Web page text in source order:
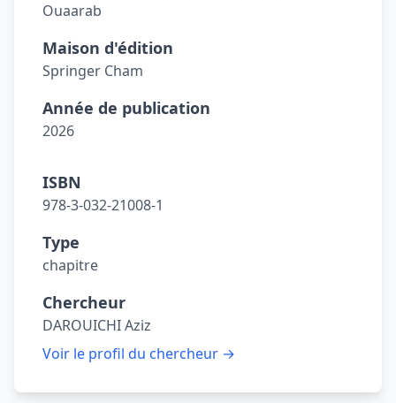
Ouaarab
Maison d'édition
Springer Cham
Année de publication
2026
ISBN
978-3-032-21008-1
Type
chapitre
Chercheur
DAROUICHI Aziz
Voir le profil du chercheur →